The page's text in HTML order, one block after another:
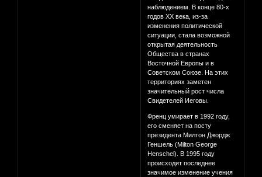
наблюдением. В конце 80-х
годов XX века, из-за
изменения политической
ситуации, стала возможной
открытая деятельность
Общества в странах
Восточной Европы и в
Советском Союзе. На этих
территориях заметен
значительный рост числа
Свидетелей Иеговы.
Френц умирает в 1992 году,
его сменяет на посту
президента Милтон Джордж
Геншель (Milton George
Henschel). В 1995 году
происходит последнее
значимое изменение учения